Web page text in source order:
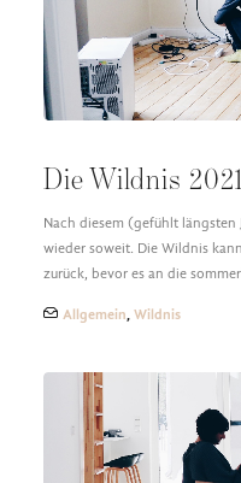
Die Wildnis
Nach diesem (gefühlt längsten
wieder soweit. Die Wildnis
zurück, bevor es an die
Allgemein, Wildnis